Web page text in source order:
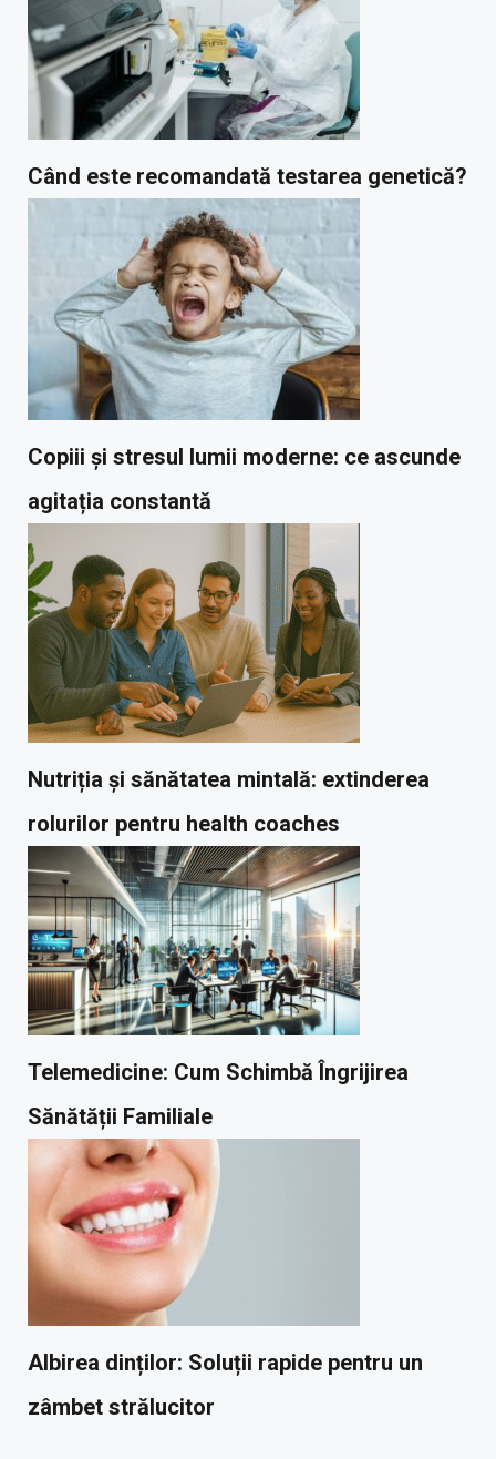
Când este recomandată testarea genetică?
Copiii și stresul lumii moderne: ce ascunde
agitația constantă
Nutriția și sănătatea mintală: extinderea
rolurilor pentru health coaches
Telemedicine: Cum Schimbă Îngrijirea
Sănătății Familiale
Albirea dinților: Soluții rapide pentru un
zâmbet strălucitor